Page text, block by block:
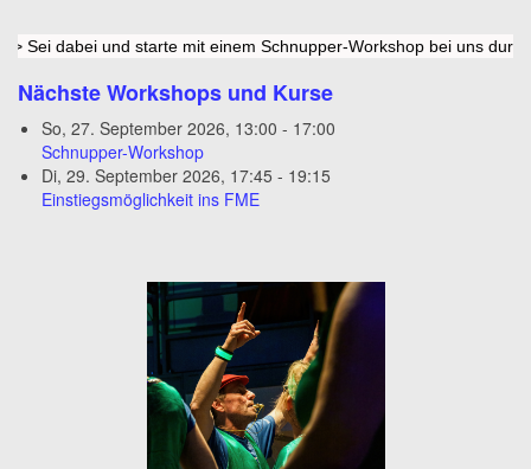
dabei und starte mit einem Schnupper-Workshop bei uns durch. Wir
Nächste Workshops und Kurse
So, 27. September 2026, 13:00 - 17:00
Schnupper-Workshop
Di, 29. September 2026, 17:45 - 19:15
Einstiegsmöglichkeit ins FME